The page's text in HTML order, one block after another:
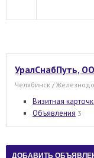
УралСнабПуть,
Челябинск /
Визитная
Объявления 3